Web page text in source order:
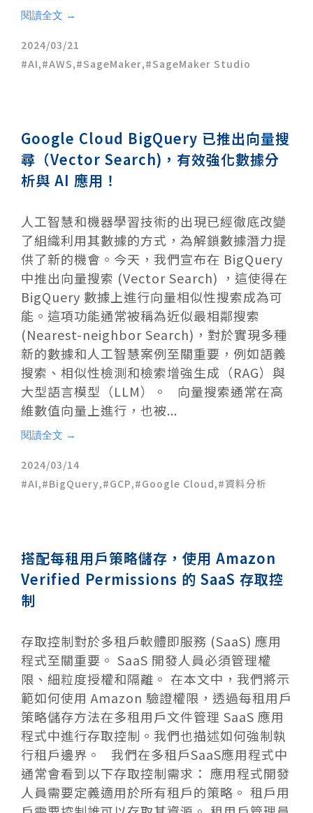
閱讀全文 →
2024/03/21
AI, AWS, SageMaker, SageMaker Studio
Google Cloud BigQuery 已推出向量搜
尋（Vector Search)，有效強化數據分
析與 AI 應用！
人工智慧和機器學習技術的出現已經徹底改變
了組織利用其數據的方式，為解鎖數據潛力提
供了新的機會。今天，我們宣布在 BigQuery
中推出向量搜索 (Vector Search) ，這使得在
BigQuery 數據上進行向量相似性搜索成為可
能。這項功能通常被稱為近似最相鄰搜索
(Nearest-neighbor Search)，對於實現多種
新的數據和人工智慧案例至關重要，例如語義
搜索、相似性檢測和檢索增強生成（RAG）與
大型語言模型（LLM）。 向量搜索通常在高
維數值向量上進行，也被...
閱讀全文 →
2024/03/14
AI, BigQuery, GCP, Google Cloud, 資料分析
搭配每租用戶策略儲存，使用 Amazon
Verified Permissions 的 SaaS 存取控
制
存取控制對於多租戶軟體即服務 (SaaS) 應用
程式至關重要。 SaaS 開發人員必須管理權
限、細粒度授權和隔離。 在本文中，我們將示
範如何使用 Amazon 驗證權限，透過每租用戶
策略儲存方法在多租用戶文件管理 SaaS 應用
程式中進行存取控制。我們也描述如何強制執
行租戶邊界。 我們在多租戶SaaS應用程式中
通常會看到以下存取控制需求： 應用程式開發
人員需要定義適用於所有租戶的策略。 租戶用